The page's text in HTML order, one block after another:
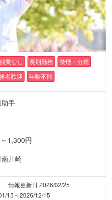
残業なし 長期勤務
禁煙・分煙
者歓迎 年齢不問
手
1,300円
川崎
情報更新日 2026/02/25
15～2026/12/15